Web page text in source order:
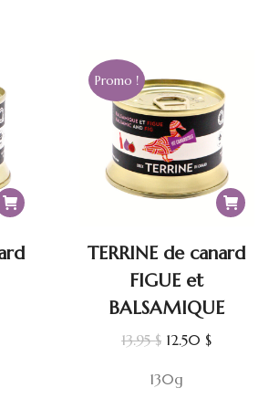
Promo !
TERRINE de canard
FIGUE et
BALSAMIQUE
13.95$ Le
initial
12.50 $Le
130g